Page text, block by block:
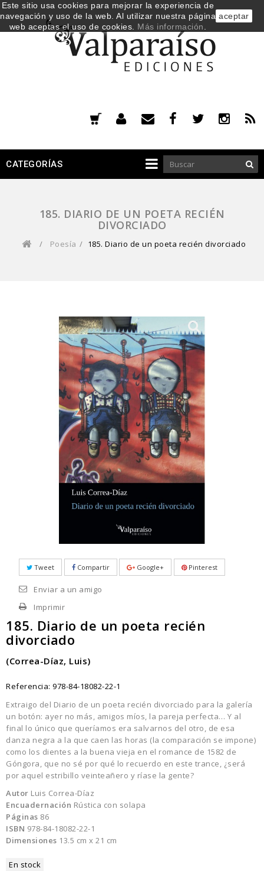
CATEGORÍAS
185. DIARIO DE UN POETA RECIÉN
DIVORCIADO
/ Poesía / 185. Diario de un poeta recién divorciado
Tweet Compartir Google+ Pinterest
Enviar a un amigo
Imprimir
185. Diario de un poeta recién
divorciado
(Correa-Díaz, Luis)
Referencia: 978-84-18082-22-1
Extraigo del Diario de un poeta recién divorciado para la galería
un botón: ayer no más, amigos míos, la pareja perfecta… Y al
final lo único que queríamos era salvarnos del otro, de esa
danza negra a la que caen las horas (la comparación se impone)
como los dientes a la buena vieja en el romance de 1582 de
Góngora, que no sé por qué lo recuerdo en este trance, ¿será
por aquel estribillo veinteañero y ríase la gente?
Autor Luis Correa-Díaz
Encuadernación Rústica con solapa
Páginas 86
ISBN 978-84-18082-22-1
Dimensiones 13.5 cm x 21 cm
En stock
Este sitio usa cookies para mejorar la experiencia de
navegación y uso de la web. Al utilizar nuestra página
web aceptas el uso de cookies. Más información
aceptar